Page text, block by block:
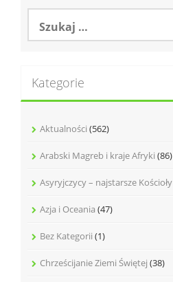
u
:
Kategorie
Aktualności (562)
Arabski Magreb i kraje Afryki (86)
Asyryjczycy – najstarsze Kościoły
Azja i Oceania (47)
Bez Kategorii (1)
Chrześcijanie Ziemi Świętej (38)